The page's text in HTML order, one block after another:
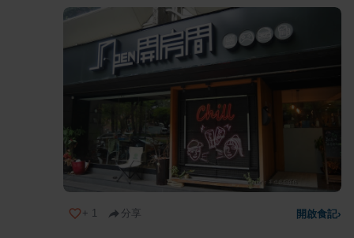
+ 1 分享 開啟食記›